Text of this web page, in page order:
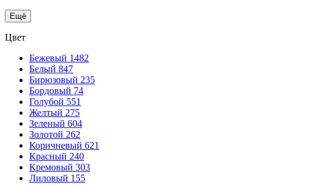
Ещё
Цвет
Бежевый 1482
Белый 847
Бирюзовый 235
Бордовый 74
Голубой 551
Желтый 275
Зеленый 604
Золотой 262
Коричневый 621
Красный 240
Кремовый 303
Лиловый 155